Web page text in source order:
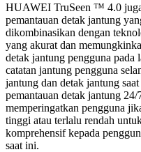
HUAWEI TruSeen ™ 4.0
pemantauan detak jantung
dikombinasikan dengan
yang akurat dan
detak jantung pengguna pada
catatan jantung pengguna
jantung dan detak jantung
pemantauan detak jantung
memperingatkan pengguna
tinggi atau terlalu rendah
komprehensif kepada
saat ini.